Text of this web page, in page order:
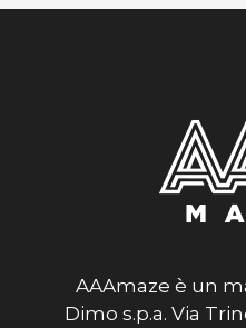
AAAmaze è un
Dimo s.p.a. Via